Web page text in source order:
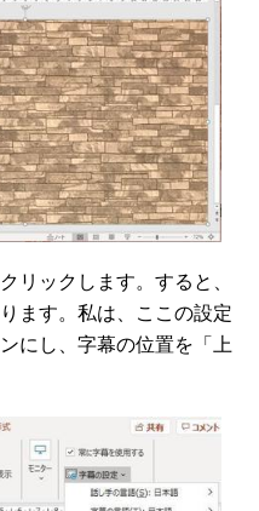
リックします。すると、
ます。私は、ここの設定
にし、字幕の位置を「上